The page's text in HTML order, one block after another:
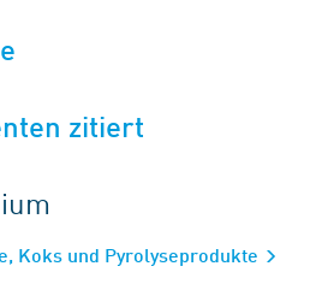
zitiert
Koks und Pyrolyseprodukte